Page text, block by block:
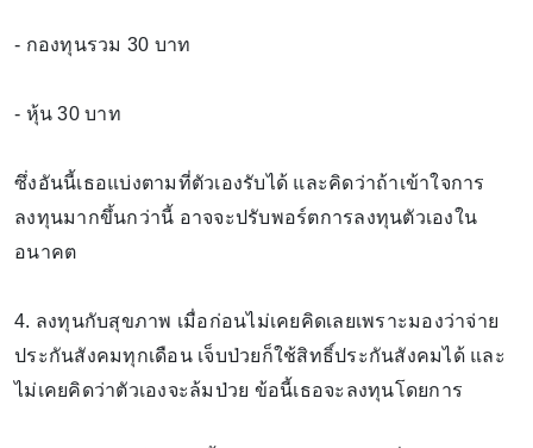
- กองทุนรวม 30 บาท
- หุ้น 30 บาท
ซึ่งอันนี้เธอแบ่งตามที่ตัวเองรับได้ และคิดว่าถ้าเข้าใจการ
ลงทุนมากขึ้นกว่านี้ อาจจะปรับพอร์ตการลงทุนตัวเองใน
อนาคต
4. ลงทุนกับสุขภาพ เมื่อก่อนไม่เคยคิดเลยเพราะมองว่าจ่าย
ประกันสังคมทุกเดือน เจ็บป่วยก็ใช้สิทธิ์ประกันสังคมได้ และ
ไม่เคยคิดว่าตัวเองจะล้มป่วย ข้อนี้เธอจะลงทุนโดยการ